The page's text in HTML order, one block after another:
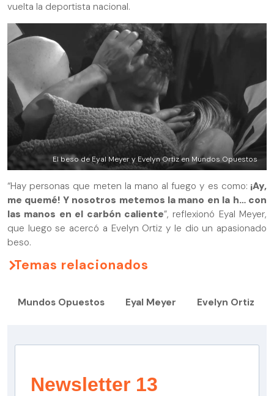
vuelta la deportista nacional.
El beso de Eyal Meyer y Evelyn Ortiz en Mundos Opuestos
“Hay personas que meten la mano al fuego y es como: ¡Ay,
me quemé! Y nosotros metemos la mano en la h… con
las manos en el carbón caliente”, reflexionó Eyal Meyer,
que luego se acercó a Evelyn Ortiz y le dio un apasionado
beso.
Temas relacionados
Mundos Opuestos Eyal Meyer Evelyn Ortiz
Newsletter 13